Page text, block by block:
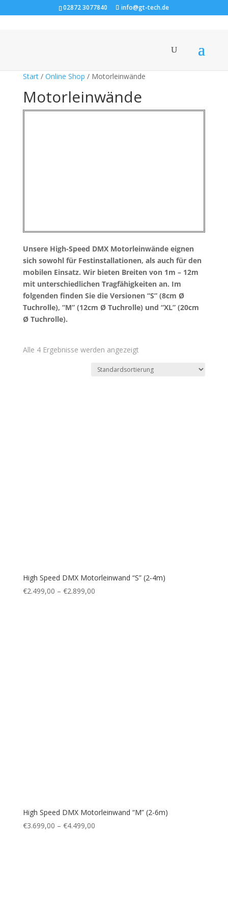
02872 3077840 info@gt-tech.de
Start/ Online Shop / Motorleinwände
Motorleinwände
Unsere High-Speed DMX Motorleinwände eignen
sich sowohl für Festinstallationen, als auch für den
mobilen Einsatz. Wir bieten Breiten von 1m – 12m
mit unterschiedlichen Tragfähigkeiten an. Im
folgenden finden Sie die Versionen “S” (8cm Ø
Tuchrolle), “M” (12cm Ø Tuchrolle) und “XL” (20cm
Ø Tuchrolle).
Alle 4 Ergebnisse werden angezeigt
High Speed DMX Motorleinwand “S” (2-4m)
€2.499,00 – €2.899,00
High Speed DMX Motorleinwand “M” (2-6m)
€3.699,00 – €4.499,00